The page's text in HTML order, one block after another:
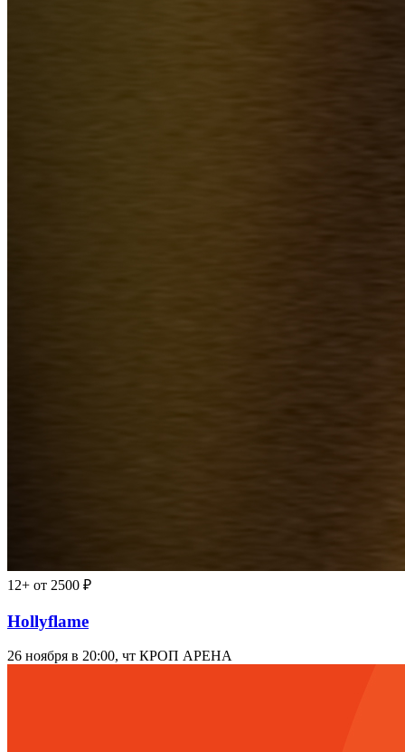
12+ от 2500 ₽
Hollyflame
26 ноября в 20:00, чт КРОП АРЕНА